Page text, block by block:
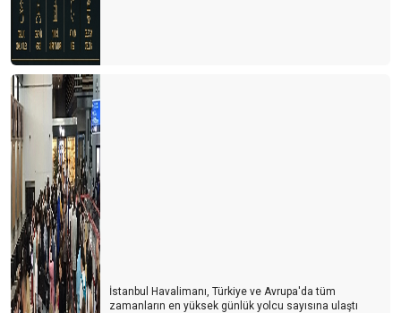
İstanbul Havalimanı, Türkiye ve Avrupa'da tüm
zamanların en yüksek günlük yolcu sayısına ulaştı